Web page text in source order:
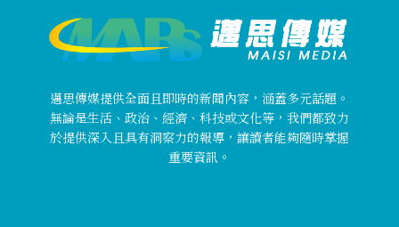
邁思傳媒提供全面且即時的新聞內容，涵蓋多元話題。
無論是生活、政治、經濟、科技或文化等，我們都致力
於提供深入且具有洞察力的報導，讓讀者能夠隨時掌握
重要資訊。